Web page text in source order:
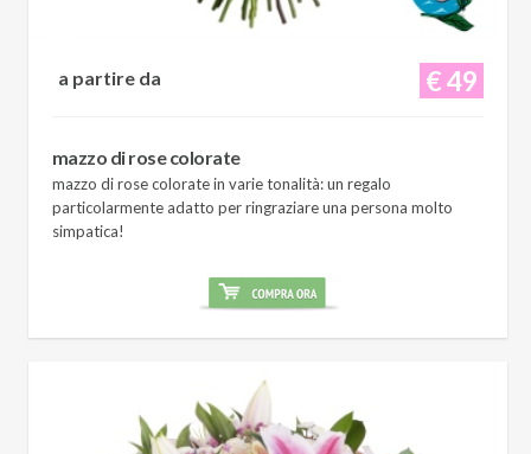
€ 49
a partire da
mazzo di rose colorate
mazzo di rose colorate in varie tonalità: un regalo
particolarmente adatto per ringraziare una persona molto
simpatica!